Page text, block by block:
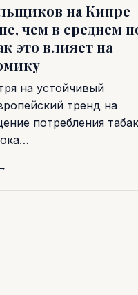
на Кипре
чем в среднем
это влияет на
на устойчивый
тренд на
потребления